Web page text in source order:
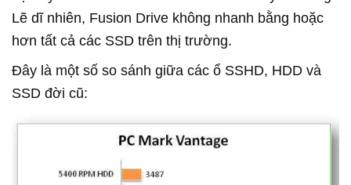
Lẽ dĩ nhiên, Fusion Drive không nhanh bằng hoặc
hơn tất cả các SSD trên thị trường.
Đây là một số so sánh giữa các ổ SSHD, HDD và
SSD đời cũ: